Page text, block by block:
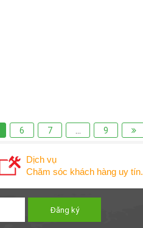
6 7 9
Dịch vụ
Chăm sóc khách hàng uy tín.